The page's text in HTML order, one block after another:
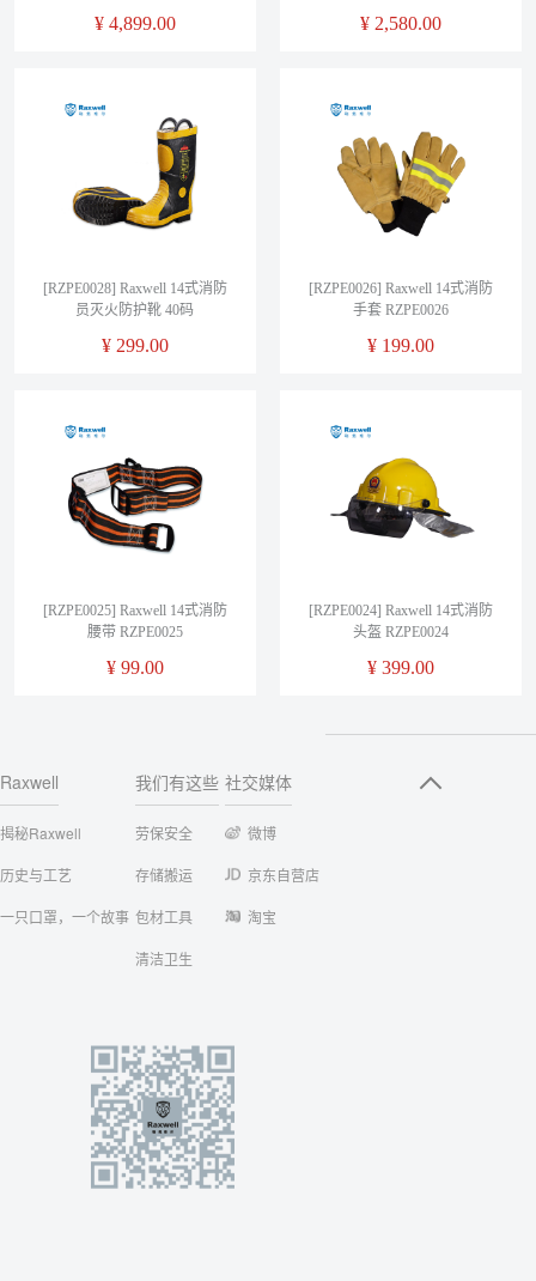
套/17式腰带/17式靴子），175
¥ 4,899.00 ¥ 2,580.00
[RZPE0028] Raxwell 14式消防
员灭火防护靴 40码
¥ 299.00
[RZPE0026] Raxwell 14式消防
手套 RZPE0026
¥ 199.00
[RZPE0025] Raxwell 14式消防
腰带 RZPE0025
¥ 99.00
[RZPE0024] Raxwell 14式消防
头盔 RZPE0024
¥399.00
Raxwell
揭秘Raxwell
历史与工艺
一只口罩，一个故事
我们有这些
劳保安全
存储搬运
包材工具
清洁卫生
社交媒体
微博
京东自营店
淘宝